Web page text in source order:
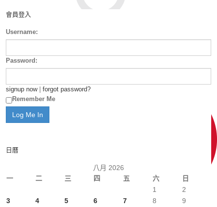
會員登入
Username:
Password:
signup now| forgot password?
Remember Me
日曆
八月 2026
一
二 三 四 五 六 日
1
2
3
4 5 6 7 8
9